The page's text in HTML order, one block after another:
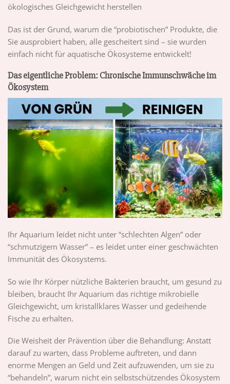
ökologisches Gleichgewicht herstellen
Das ist der Grund, warum die “probiotischen” Produkte, die
Sie ausprobiert haben, alle gescheitert sind – sie wurden
einfach nicht für aquatische Ökosysteme entwickelt!
Das eigentliche Problem: Chronische Immunschwäche im
Ökosystem
Ihr Aquarium leidet nicht unter “schlechten Algen” oder
“schmutzigem Wasser” – es leidet unter einer geschwächten
Immunität des Ökosystems.
So wie Ihr Körper nützliche Bakterien braucht, um gesund zu
bleiben, braucht Ihr Aquarium das richtige mikrobielle
Gleichgewicht, um kristallklares Wasser und gedeihende
Fische zu erhalten.
Die Weisheit der Prävention über die Behandlung: Anstatt
darauf zu warten, dass Probleme auftreten, und dann
enorme Mengen an Geld und Zeit aufzuwenden, um sie zu
“behandeln”, warum nicht ein selbstschützendes Ökosystem